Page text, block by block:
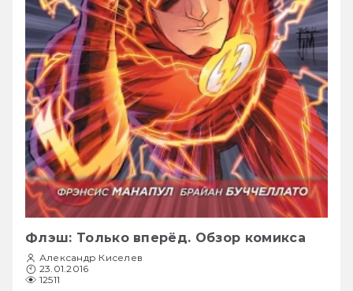
Флэш: Только вперёд. Обзор комикса
Александр Киселев
23.01.2016
12511